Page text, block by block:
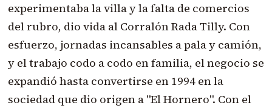
experimentaba la villa y la falta de comercios
del rubro, dio vida al Corralón Rada Tilly. Con
esfuerzo, jornadas incansables a pala y camión,
y el trabajo codo a codo en familia, el negocio se
expandió hasta convertirse en 1994 en la
sociedad que dio origen a "El Hornero". Con el